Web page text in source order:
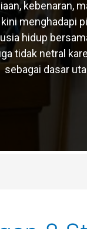
kebenaran,
menghadapi
hidup
tidak netral
sebagai dasar